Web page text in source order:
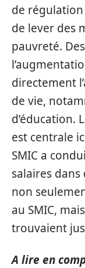
de
de lever des
pauvreté.
directement
de vie,
d’éducation.
est centrale
SMIC a
salaires dans
non
au SMIC,
trouvaient
A lire en